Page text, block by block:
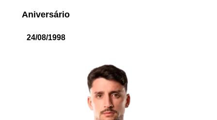
Aniversário
24/08/1998